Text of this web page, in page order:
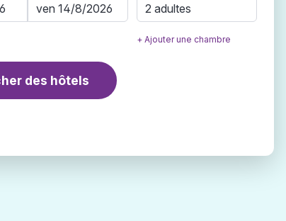
2 adultes
+ Ajouter une chambre
des hôtels